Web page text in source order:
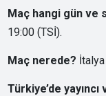
Maç hangi gün ve
19:00 (TSİ).
Maç nerede?
Türkiye’de yayıncı